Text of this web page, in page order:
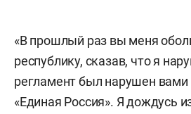
«В прошлый раз вы меня
республику, сказав, что я
регламент был нарушен
«Единая Россия». Я дождусь